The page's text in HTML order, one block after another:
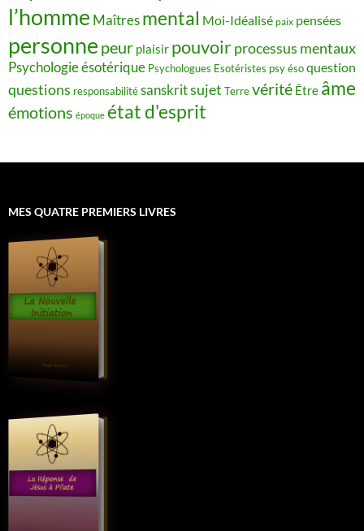
l’homme Maîtres mental Moi-Idéalisé paix pensées
personne peur plaisir pouvoirprocessus mentaux
Psychologie ésotérique Psychologues Esotéristes psy ésoquestion
questions responsabilitésanskritsujet Terrevérité Être âme
émotions époque état d'esprit
MES QUATRE PREMIERS LIVRES